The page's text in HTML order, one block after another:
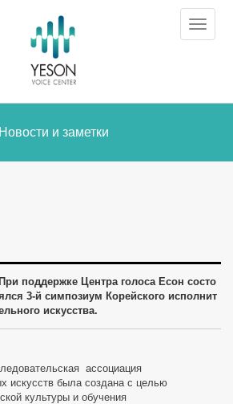
Toggle
Новости и заметки
При поддержке Центра голоса Есон состо
3-й симпозиум Корейского исполнит
искусства.
ассоциация
искусств была создана с целью
культуры и обучения